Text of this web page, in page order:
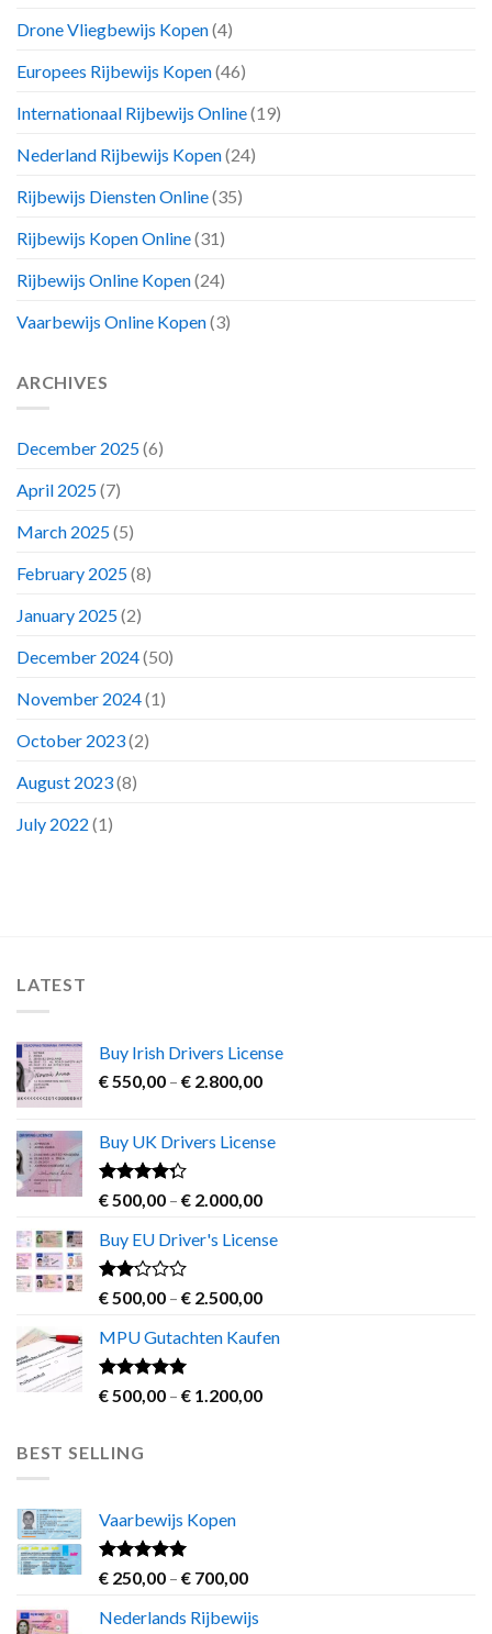
Drone Vliegbewijs Kopen(4)
Europees Rijbewijs Kopen(46)
Internationaal Rijbewijs Online(19)
Nederland Rijbewijs Kopen(24)
Rijbewijs Diensten Online(35)
Rijbewijs Kopen Online(31)
Rijbewijs Online Kopen(24)
Vaarbewijs Online Kopen(3)
ARCHIVES
December 2025(6)
April 2025(7)
March 2025(5)
February 2025(8)
January 2025(2)
December 2024(50)
November 2024(1)
October 2023(2)
August 2023(8)
July 2022 (1)
LATEST
Buy Irish Drivers License
€ 550,00 – € 2.800,00Price
through
Buy UK Drivers License
Rated
out
of 5
€ 500,00 – € 2.000,00Price
€ 500,00
€ 2.000,00
Buy EU Driver's License
Rated
out
of 5
€ 500,00 – € 2.500,00Price
€ 500,00
€ 2.500,00
MPU Gutachten Kaufen
Rated5.00
out of 5
€ 500,00 – € 1.200,00Price
BEST SELLING
Vaarbewijs Kopen
Rated4.63
out of 5
€ 250,00 – € 700,00Price
€ 250,00
Nederlands Rijbewijs